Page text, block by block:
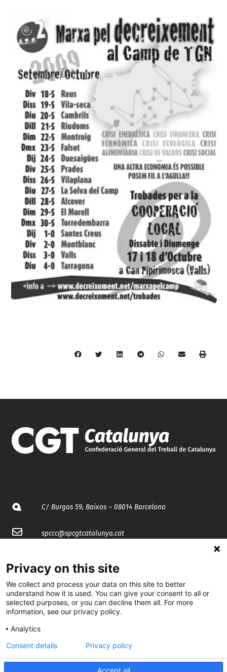
C/ Burgos 59, Baixos – 08014 Barcelona
spccc@spcgtcatalunya.cat
@CGTCatalunya
cgtcatalunya
CGTCatalunya
cgtcatalunya
Privacy on this site
We collect and process your data on this site to better
understand how it is used. You can give your consent to all or
selected purposes, or you can decline them all. For more
information, see our privacy policy.
Analytics
Accept all
Consent details Privacy policy